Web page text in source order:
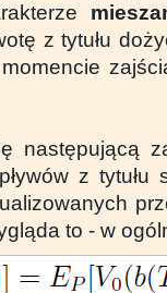
z tytułu
następującą
z tytułu
to - w